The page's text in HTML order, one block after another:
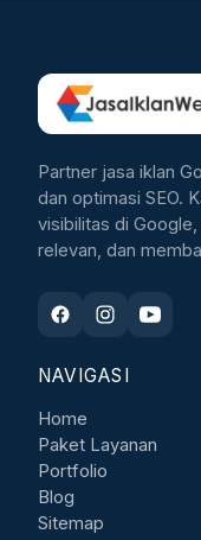
Partner jasa iklan
dan optimasi SEO.
visibilitas di
relevan, dan
NAVIGASI
Home
Paket Layanan
Portfolio
Blog
Sitemap